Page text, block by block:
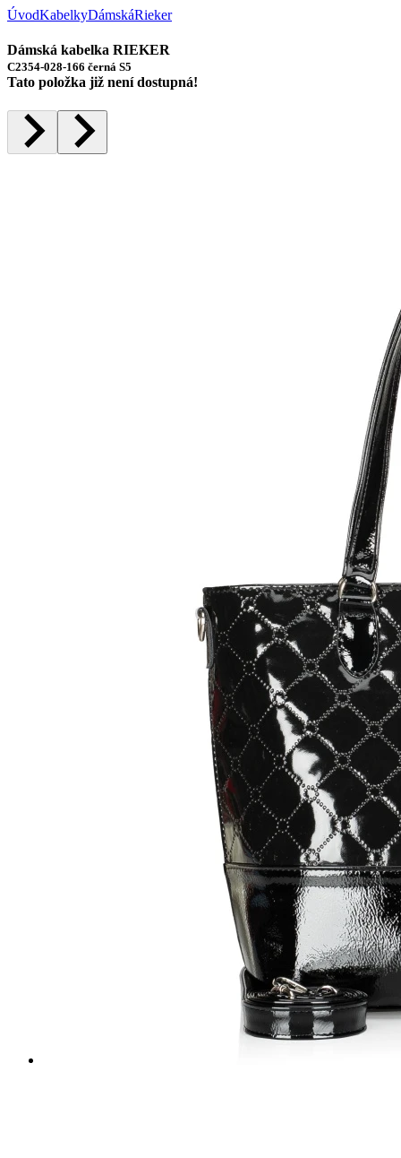
ÚvodKabelkyDámskáRieker
Dámská kabelka RIEKER
C2354-028-166 černá S5
Tato položka již není dostupná!